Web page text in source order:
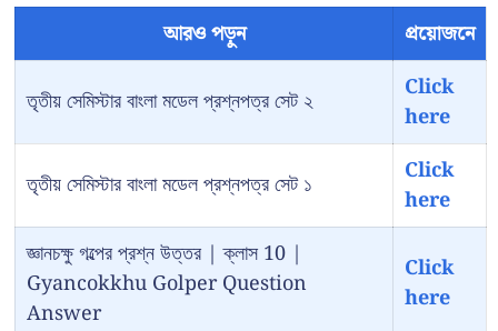
আরও পড়ুন
প্রয়োজনে
তৃতীয় সেমিস্টার বাংলা মডেল প্রশ্নপত্র সেট ২
Click
here
তৃতীয় সেমিস্টার বাংলা মডেল প্রশ্নপত্র সেট ১
Click
here
জ্ঞানচক্ষু গল্পের প্রশ্ন উত্তর | ক্লাস 10 |
Gyancokkhu Golper Question
Answer
Click
here